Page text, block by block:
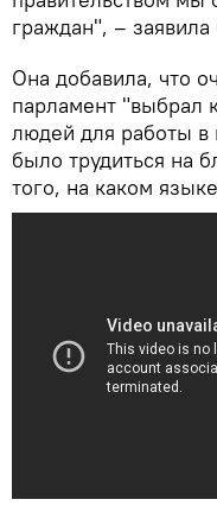
граждан", – заявила
Она добавила, что
парламент "выбрал
людей для работы в
было трудиться на
того, на каком